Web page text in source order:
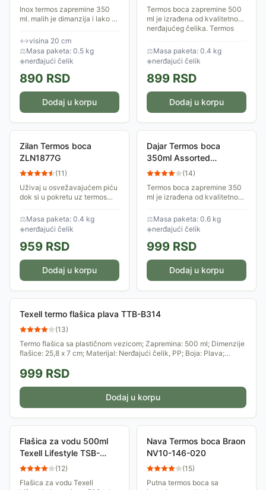
Inox termos zapremine 350
ml. malih je dimanzija i lako se
održava temperaturu tečnosti.
↔visina 20 cm
⚖Masa paketa: 0.5 kg
◈nerđajući čelik
890 RSD
Dodaj u korpu
Termos boca zapremine 500
ml je izrađena od kvalitetnog
nerđajućeg čelika. Termos
temperaturu pića nekoliko
sati i može se...
⚖Masa paketa: 0.4 kg
◈nerđajući čelik
899 RSD
Dodaj u korpu
Zilan Termos boca
ZLN1877G
(11)
Uživaj u osvežavajućem piću
dok si u pokretu uz termos
hermetičkim poklopcem.
Idealna je za izlete,
putovanja, šetnje......
⚖Masa paketa: 0.4 kg
◈nerđajući čelik
959 RSD
Dodaj u korpu
Dajar Termos boca
350ml Assorted
DJ42166 (14)
Termos boca zapremine 350
ml je izrađena od kvalitetnog
rebrasti obod od silikonskog
materijala za sigurnije
prijanjanje....
⚖Masa paketa: 0.6 kg
◈nerđajući čelik
999 RSD
Dodaj u korpu
Texell termo flašica plava TTB-B314
(13)
Termo flašica sa plastičnom vezicom; Zapremina: 500 ml; Dimenzije
flašice: 25,8 x 7 cm; Materijal: Nerđajući čelik, PP; Boja: Plava;
999 RSD
Dodaj u korpu
Flašica za vodu 500ml
Texell Lifestyle TSB-
R409
(12)
Flašica za vodu Texell
Nava Termos boca Braon
NV10-146-020
(15)
Putna termos boca sa